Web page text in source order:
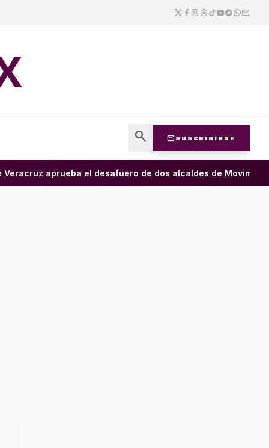
search mail SUSCRIBIRSE
aprueba el desafuero de dos alcaldes de Movimiento